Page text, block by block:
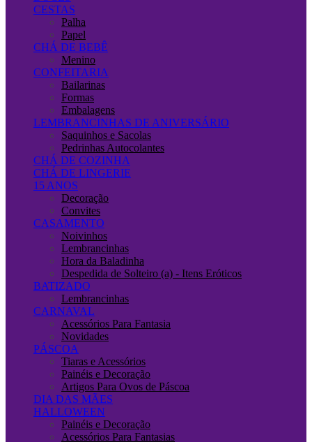
CESTAS
Palha
Papel
CHÁ DE BEBÊ
Menino
CONFEITARIA
Bailarinas
Formas
Embalagens
LEMBRANCINHAS DE ANIVERSÁRIO
Saquinhos e Sacolas
Pedrinhas Autocolantes
CHÁ DE COZINHA
CHÁ DE LINGERIE
15 ANOS
Decoração
Convites
CASAMENTO
Noivinhos
Lembrancinhas
Hora da Baladinha
Despedida de Solteiro (a) - Itens Eróticos
BATIZADO
Lembrancinhas
CARNAVAL
Acessórios Para Fantasia
Novidades
PÁSCOA
Tiaras e Acessórios
Painéis e Decoração
Artigos Para Ovos de Páscoa
DIA DAS MÃES
HALLOWEEN
Painéis e Decoração
Acessórios Para Fantasias